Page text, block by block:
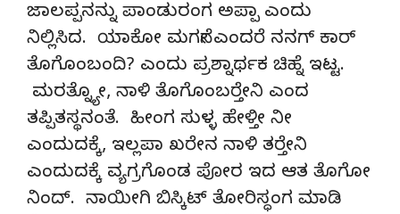
ಜಾಲಪ್ಪನನ್ನು ಪಾಂಡುರಂಗ ಅಪ್ಪಾ ಎಂದು
ನಿಲ್ಲಿಸಿದ. ಯಾಕೋ ಮಗನೇ ಎಂದರೆ ನನಗ್ ಕಾರ್
ತೊಗೊಂಬಂದಿ? ಎಂದು ಪ್ರಶ್ನಾರ್ಥಕ ಚಿಹ್ನೆ ಇಟ್ಟ.
ಮರತ್ನ್ಯೋ, ನಾಳಿ ತೊಗೊಂಬರ್‍ತೇನಿ ಎಂದ
ತಪ್ಪಿತಸ್ಥನಂತೆ. ಹೀಂಗ ಸುಳ್ಳ ಹೇಳ್ತೀ ನೀ
ಎಂದುದಕ್ಕೆ, ಇಲ್ಲಪಾ ಖರೇನ ನಾಳಿ ತರ್‍ತೇನಿ
ಎಂದುದಕ್ಕೆ ವ್ಯಗ್ರಗೊಂಡ ಪೋರ ಇದ ಆತ ತೊಗೋ
ನಿಂದ್. ನಾಯೀಗಿ ಬಿಸ್ಕಿಟ್ ತೋರಿಸ್ಧಂಗ ಮಾಡಿ